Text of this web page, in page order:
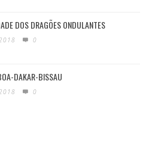
DOS DRAGÕES ONDULANTES
0
DAKAR-BISSAU
0